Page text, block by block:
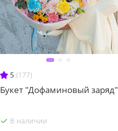
5 (177)
Букет "Дофаминовый заряд"
В наличии